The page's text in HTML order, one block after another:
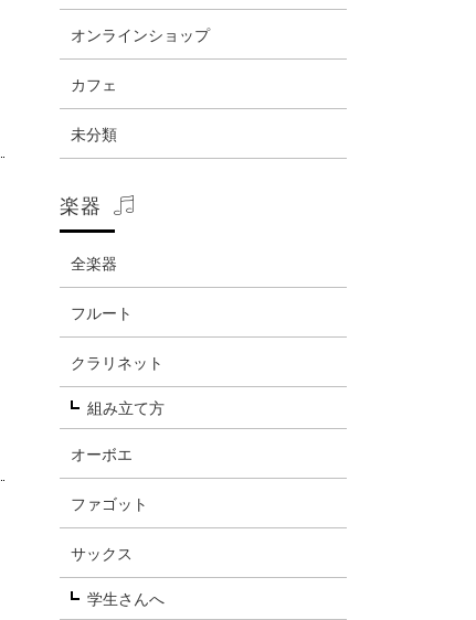
オンラインショップ
カフェ
未分類
楽器
全楽器
フルート
クラリネット
組み立て方
オーボエ
ファゴット
サックス
学生さんへ